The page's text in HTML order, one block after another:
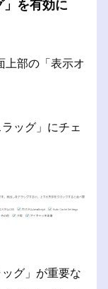
」を有効に
上部の「表示オ
ッグ」にチェ
グ」が重要な